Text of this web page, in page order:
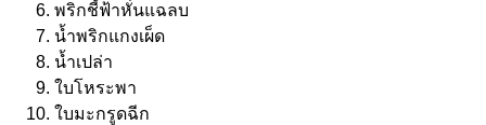
พริกชี้ฟ้าหั่นแฉลบ
น้ำพริกแกงเผ็ด
น้ำเปล่า
ใบโหระพา
ใบมะกรูดฉีก